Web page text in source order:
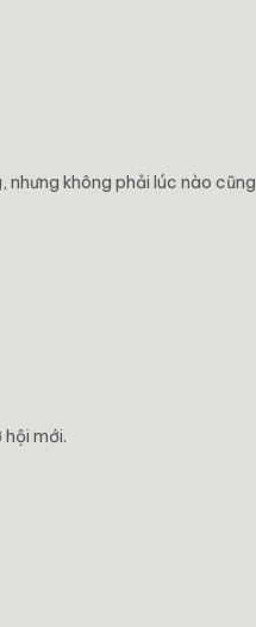
không phải lúc nào cũng
mới.